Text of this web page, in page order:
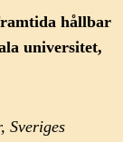
hållbar
universitet,
Sveriges